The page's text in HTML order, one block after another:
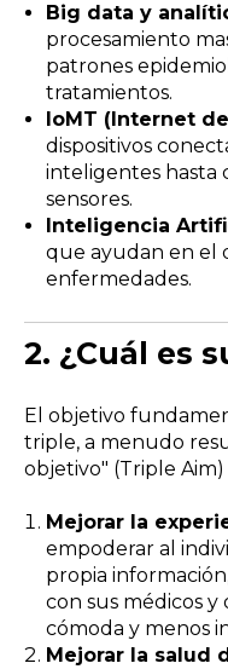
Big data y
procesamiento
patrones
tratamientos.
IoMT (Internet
dispositivos
inteligentes hasta
sensores.
Inteligencia
que ayudan en el
enfermedades.
2. ¿Cuál es
El objetivo
triple, a menudo
objetivo" (Triple
Mejorar la
empoderar al
propia
con sus médicos
cómoda y menos
Mejorar la salud